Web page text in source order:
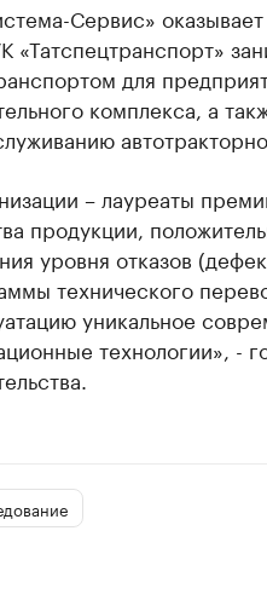
Сервис»
«Татспецтранспорт»
для
комплекса, а
– лауреаты
продукции,
уровня отказов
технического
уникальное
технологии», -